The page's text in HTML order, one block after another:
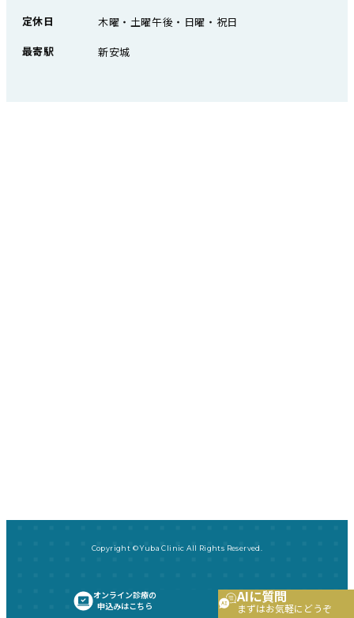
定休日
木曜・土曜午後・日曜・祝日
最寄駅
新安城
Copyright © Yuba Clinic All Rights Reserved.
オンライン診療の
申込みはこちら
AIに質問
まずはお気軽にどうぞ